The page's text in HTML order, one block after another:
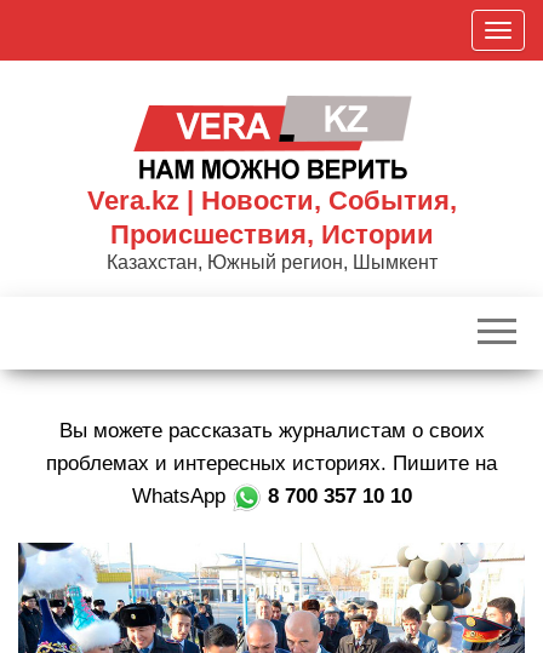
П
о
к
р
в
и
г
а
Vera.kz | Новости, События,
Происшествия, Истории
Казахстан, Южный регион, Шымкент
Вы можете рассказать журналистам о своих
проблемах и интересных историях. Пишите на
WhatsApp
8 700 357 10 10